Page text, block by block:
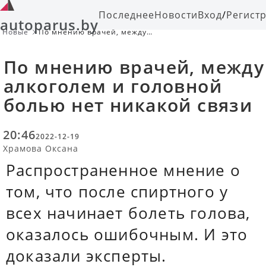
autoparus.byПоследнееНовостиВход/
Новые
По мнению врачей, между
По мнению врачей, между
алкоголем и головной
болью нет никакой связи
20:462022-12-19
Храмова Оксана
Распространенное мнение о
том, что после спиртного у
всех начинает болеть голова,
оказалось ошибочным. И это
доказали эксперты.